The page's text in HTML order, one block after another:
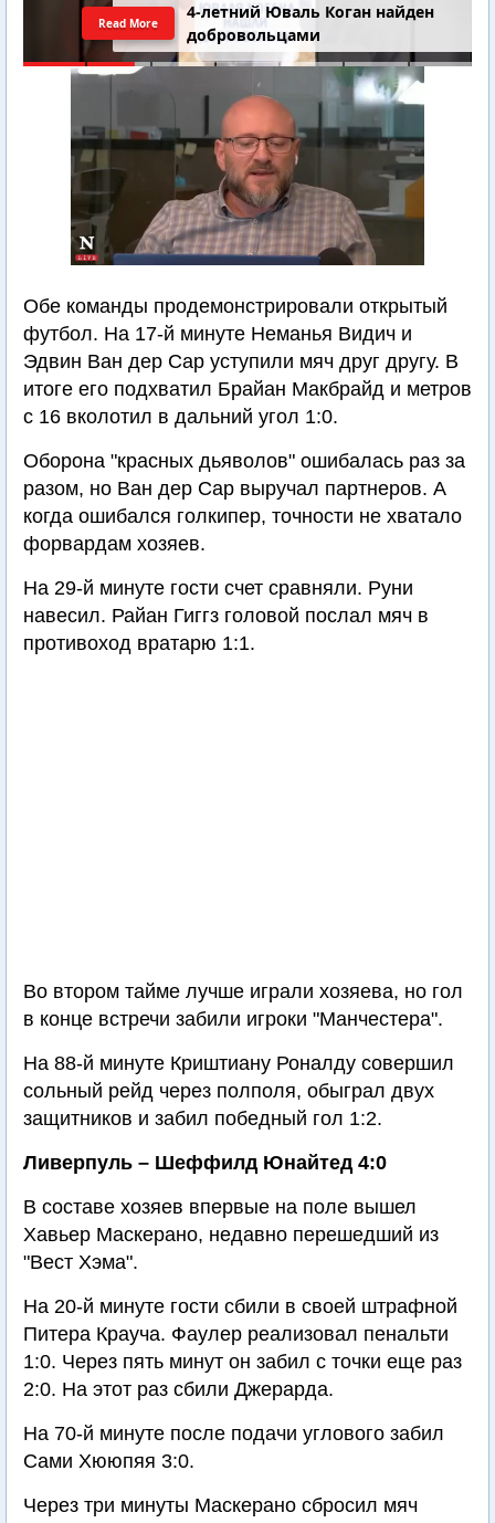
4-летний Юваль Коган найден
добровольцами
Read More
Обе команды продемонстрировали открытый
футбол. На 17-й минуте Неманья Видич и
Эдвин Ван дер Сар уступили мяч друг другу. В
итоге его подхватил Брайан Макбрайд и метров
с 16 вколотил в дальний угол 1:0.
Оборона "красных дьяволов" ошибалась раз за
разом, но Ван дер Сар выручал партнеров. А
когда ошибался голкипер, точности не хватало
форвардам хозяев.
На 29-й минуте гости счет сравняли. Руни
навесил. Райан Гиггз головой послал мяч в
противоход вратарю 1:1.
Во втором тайме лучше играли хозяева, но гол
в конце встречи забили игроки "Манчестера".
На 88-й минуте Криштиану Роналду совершил
сольный рейд через полполя, обыграл двух
защитников и забил победный гол 1:2.
Ливерпуль – Шеффилд Юнайтед 4:0
В составе хозяев впервые на поле вышел
Хавьер Маскерано, недавно перешедший из
"Вест Хэма".
На 20-й минуте гости сбили в своей штрафной
Питера Крауча. Фаулер реализовал пенальти
1:0. Через пять минут он забил с точки еще раз
2:0. На этот раз сбили Джерарда.
На 70-й минуте после подачи углового забил
Сами Хююпяя 3:0.
Через три минуты Маскерано сбросил мяч